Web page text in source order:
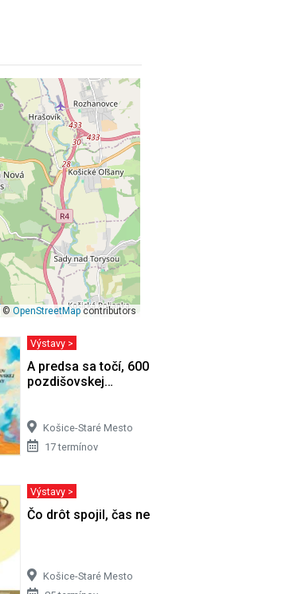
| ©OpenStreetMapcontributors
Výstavy >
A predsa sa točí, 600 rokov
pozdišovskej…
Košice-Staré Mesto
17 termínov
Výstavy >
Čo drôt spojil, čas nerozdelí
Košice-Staré Mesto